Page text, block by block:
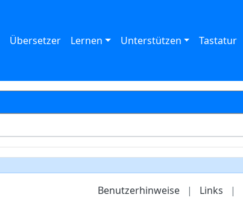
Übersetzer Lernen Unterstützen Tastatur
Benutzerhinweise | Links |